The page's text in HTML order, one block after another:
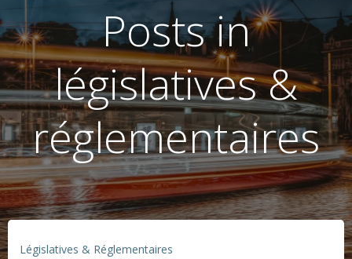
Posts in
législatives &
réglementaires
Législatives & Réglementaires